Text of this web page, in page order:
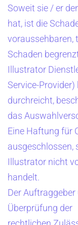
Soweit sie / er
hat, ist die
voraussehbaren,
Schaden
Illustrator
Service-
durchreicht,
das
Eine Haftung für
ausgeschlossen,
Illustrator nicht
handelt.
Der
Überprüfung der